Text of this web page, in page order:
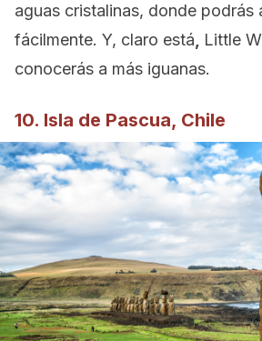
aguas cristalinas, donde podrás
fácilmente. Y, claro está
Little
conocerás a más iguanas.
10. Isla de Pascua, Chile